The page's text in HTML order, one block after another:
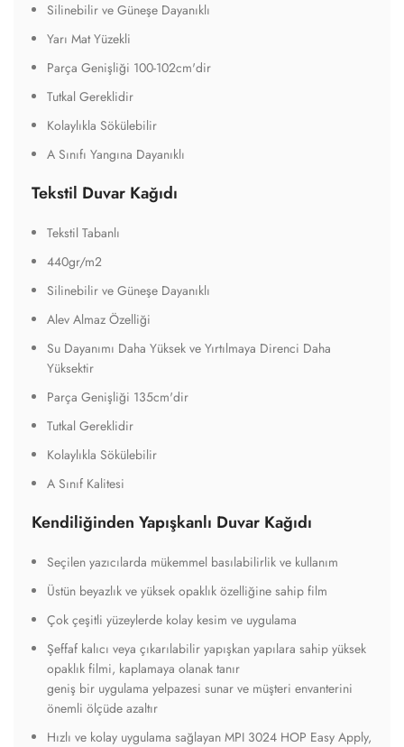
Silinebilir ve Güneşe Dayanıklı
Yarı Mat Yüzekli
Parça Genişliği 100-102cm'dir
Tutkal Gereklidir
Kolaylıkla Sökülebilir
A Sınıfı Yangına Dayanıklı
Tekstil Duvar Kağıdı
Tekstil Tabanlı
440gr/m2
Silinebilir ve Güneşe Dayanıklı
Alev Almaz Özelliği
Su Dayanımı Daha Yüksek ve Yırtılmaya Direnci Daha
Yüksektir
Parça Genişliği 135cm'dir
Tutkal Gereklidir
Kolaylıkla Sökülebilir
A Sınıf Kalitesi
Kendiliğinden Yapışkanlı Duvar Kağıdı
Seçilen yazıcılarda mükemmel basılabilirlik ve kullanım
Üstün beyazlık ve yüksek opaklık özelliğine sahip film
Çok çeşitli yüzeylerde kolay kesim ve uygulama
Şeffaf kalıcı veya çıkarılabilir yapışkan yapılara sahip yüksek
opaklık filmi, kaplamaya olanak tanır
geniş bir uygulama yelpazesi sunar ve müşteri envanterini
önemli ölçüde azaltır
Hızlı ve kolay uygulama sağlayan MPI 3024 HOP Easy Apply,